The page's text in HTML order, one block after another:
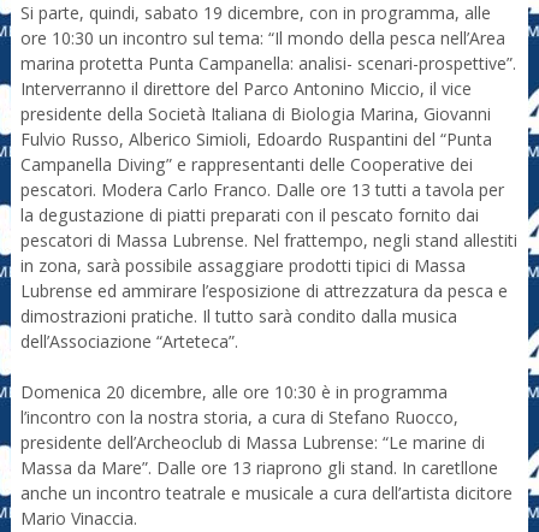
Si parte, quindi, sabato 19 dicembre, con in programma, alle
ore 10:30 un incontro sul tema: “Il mondo della pesca nell’Area
marina protetta Punta Campanella: analisi- scenari-prospettive”.
Interverranno il direttore del Parco Antonino Miccio, il vice
presidente della Società Italiana di Biologia Marina, Giovanni
Fulvio Russo, Alberico Simioli, Edoardo Ruspantini del “Punta
Campanella Diving” e rappresentanti delle Cooperative dei
pescatori. Modera Carlo Franco. Dalle ore 13 tutti a tavola per
la degustazione di piatti preparati con il pescato fornito dai
pescatori di Massa Lubrense. Nel frattempo, negli stand allestiti
in zona, sarà possibile assaggiare prodotti tipici di Massa
Lubrense ed ammirare l’esposizione di attrezzatura da pesca e
dimostrazioni pratiche. Il tutto sarà condito dalla musica
dell’Associazione “Arteteca”.
Domenica 20 dicembre, alle ore 10:30 è in programma
l’incontro con la nostra storia, a cura di Stefano Ruocco,
presidente dell’Archeoclub di Massa Lubrense: “Le marine di
Massa da Mare”. Dalle ore 13 riaprono gli stand. In caretllone
anche un incontro teatrale e musicale a cura dell’artista dicitore
Mario Vinaccia.